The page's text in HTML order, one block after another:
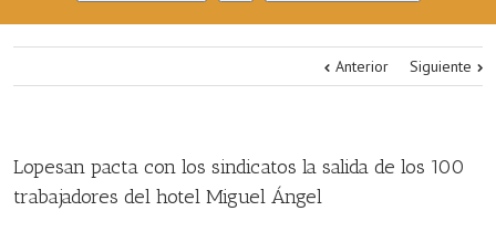
Anterior Siguiente
Lopesan pacta con los sindicatos la salida de los 100
trabajadores del hotel Miguel Ángel